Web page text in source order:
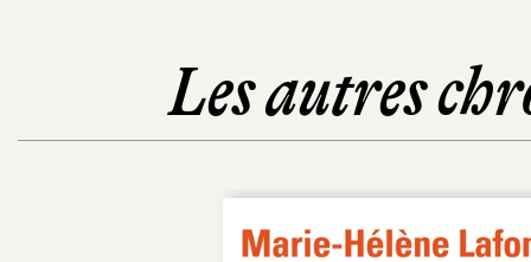
Les autres